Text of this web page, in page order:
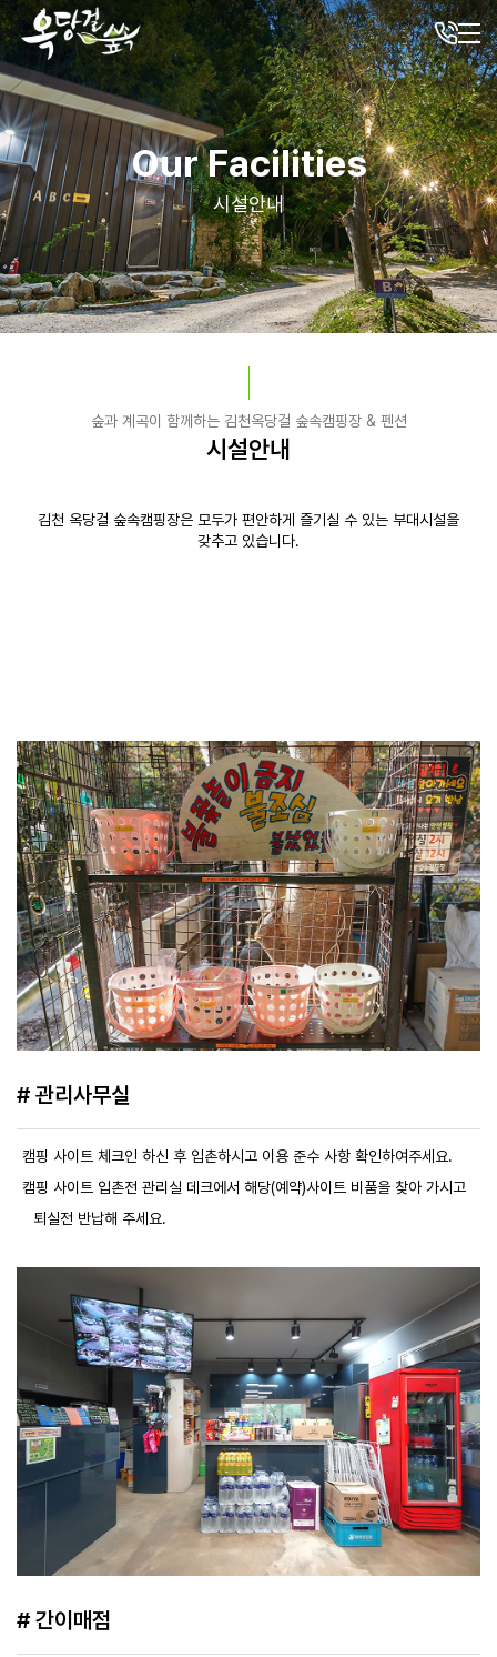
Our Facilities
시설안내
숲과 계곡이 함께하는 김천옥당걸 숲속캠핑장 & 펜션
시설안내
김천 옥당걸 숲속캠핑장은 모두가 편안하게 즐기실 수 있는 부대시설을
갖추고 있습니다.
# 관리사무실
캠핑 사이트 체크인 하신 후 입촌하시고 이용 준수 사항 확인하여주세요.
캠핑 사이트 입촌전 관리실 데크에서 해당(예약)사이트 비품을 찾아 가시고
퇴실전 반납해 주세요.
# 간이매점